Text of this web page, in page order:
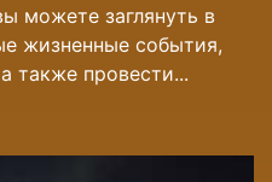
можете заглянуть в
жизненные события,
также провести...